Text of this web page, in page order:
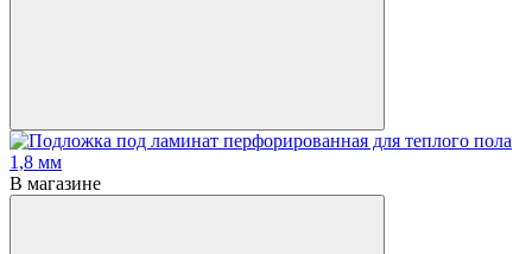
В магазине